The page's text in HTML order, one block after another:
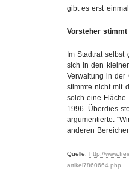
gibt es erst
Vorsteher
Im Stadtrat
sich in den
Verwaltung in der
stimmte nicht mit
solch eine
1996. Überdies
argumentierte:
anderen
Quelle:http://
artikel7860664.php